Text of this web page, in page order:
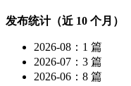
发布统计（近 10 个月）
2026-08：1 篇
2026-07：3 篇
2026-06：8 篇